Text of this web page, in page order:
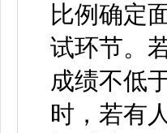
比例确定
试环节。
成绩不低
时，若有